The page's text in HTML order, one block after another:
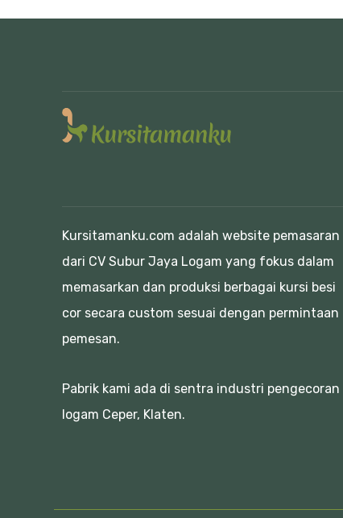
Kursitamanku.com adalah website pemasaran
dari CV Subur Jaya Logam yang fokus dalam
memasarkan dan produksi berbagai kursi besi
cor secara custom sesuai dengan permintaan
pemesan.
Pabrik kami ada di sentra industri pengecoran
logam Ceper, Klaten.